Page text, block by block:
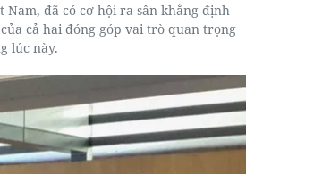
đã có cơ hội ra sân khẳng định
cả hai đóng góp vai trò quan trọng
lúc này.